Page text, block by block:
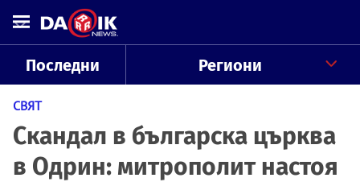
Последни Региони
СВЯТ
Скандал в българска църква
в Одрин: митрополит настоя